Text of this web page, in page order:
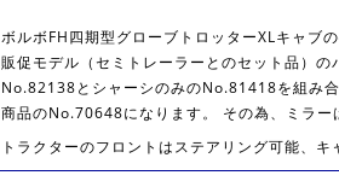
ボルボFH四期型グローブトロッターXLキャブ
販促モデル（セミトレーラーとのセット品）
No.82138とシャーシのみのNo.81418を組み
商品のNo.70648になります。 その為、ミラー
トラクターのフロントはステアリング可能、キ